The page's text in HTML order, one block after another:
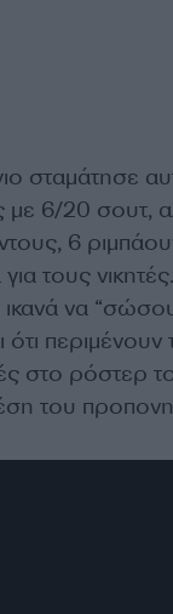
σταμάτησε
με 6/20 σουτ,
6
τους
ικανά να
ότι
στο ρόστερ
του